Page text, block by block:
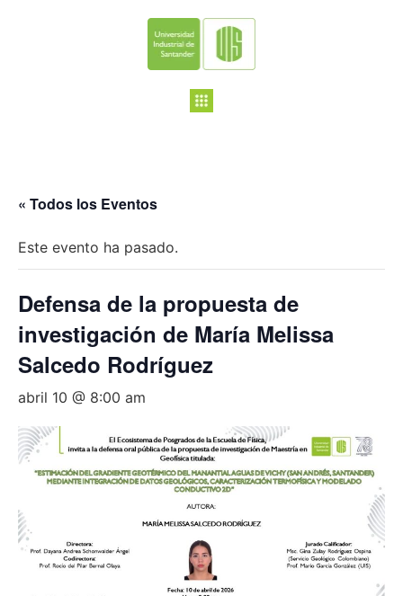
« Todos los Eventos
Este evento ha pasado.
Defensa de la propuesta de
investigación de María Melissa
Salcedo Rodríguez
abril 10 @ 8:00 am